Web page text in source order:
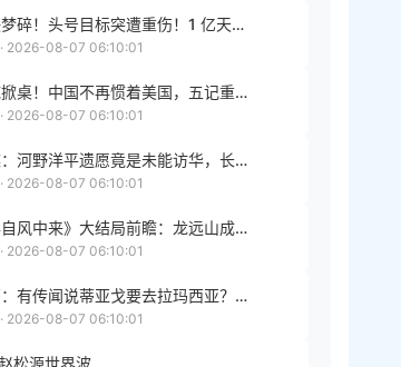
曼联梦碎！头号目标突遭重伤！1 亿天价目标转会悬了
2026-08-07 06:10:01
彻底掀桌！中国不再惯着美国，五记重拳齐出，美国后院乱成一团
2026-08-07 06:10:01
日媒：河野洋平遗愿竟是未能访华，长子暗示高市中日关系该解决了
2026-08-07 06:10:01
《兵自风中来》大结局前瞻：龙远山成副军长，陈汉霄、梁北华相认
2026-08-07 06:10:01
梅西：有传闻说蒂亚戈要去拉玛西亚？不会
2026-08-07 06:10:01
松源世界波